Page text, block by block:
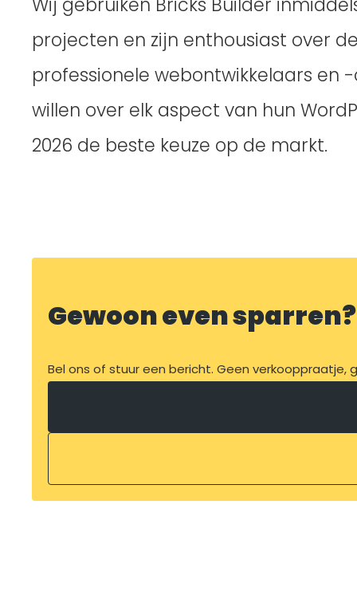
projecten en zijn enthousiast over
professionele webontwikkelaars en
willen over elk aspect van hun
2026 de beste keuze op de markt.
Gewoon even sparren?
Bel ons of stuur een bericht. Geen verkooppraatje,